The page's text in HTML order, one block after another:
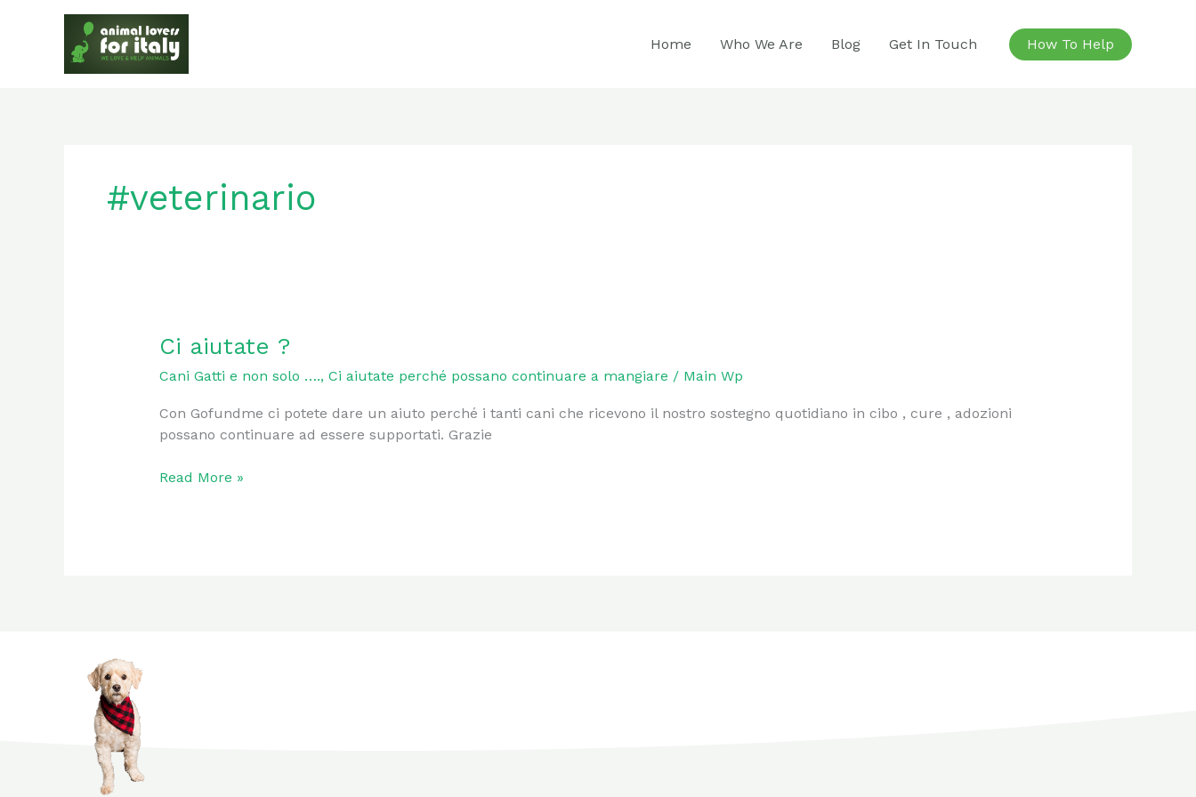
Home Who We Are Blog Get In Touch How To Help
#veterinario
Ci aiutate ?
Cani Gatti e non solo …., Ci aiutate perché possano continuare a mangiare / Main Wp
Con Gofundme ci potete dare un aiuto perché i tanti cani che ricevono il nostro sostegno quotidiano in cibo , cure , adozioni
possano continuare ad essere supportati. Grazie
Ci
?
Read More »